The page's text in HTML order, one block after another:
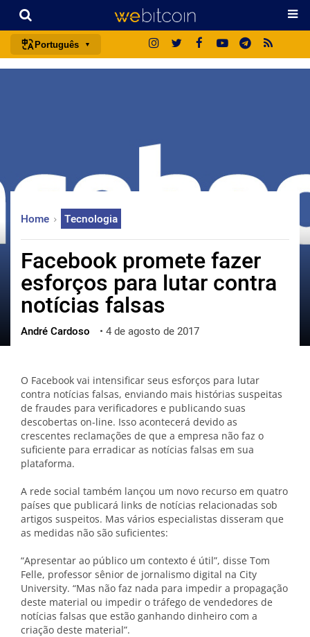
Português
deutsch
中文
한국어
العربية
ไทย
ქართული
Home Tecnologia
Facebook promete fazer
esforços para lutar contra
notícias falsas
André Cardoso • 4 de agosto de 2017
O Facebook vai intensificar seus esforços para lutar
contra notícias falsas, enviando mais histórias suspeitas
de fraudes para verificadores e publicando suas
descobertas on-line. Isso acontecerá devido as
crescentes reclamações de que a empresa não faz o
suficiente para erradicar as notícias falsas em sua
plataforma.
A rede social também lançou um novo recurso em quatro
países que publicará links de notícias relacionadas sob
artigos suspeitos. Mas vários especialistas disseram que
as medidas não são suficientes:
“Apresentar ao público um contexto é útil”, disse Tom
Felle, professor sênior de jornalismo digital na City
University. “Mas não faz nada para impedir a propagação
deste material ou impedir o tráfego de vendedores de
notícias falsas que estão ganhando dinheiro com a
criação deste material”.